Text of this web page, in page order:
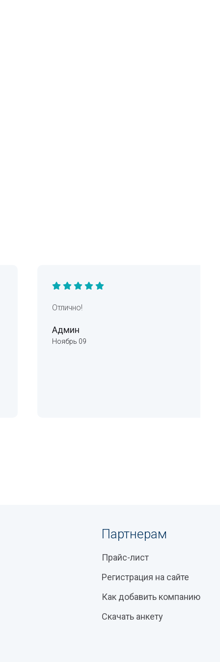
Отлично!
Админ
Ноябрь 09
Партнерам
Прайс-лист
Регистрация на сайте
Как добавить компанию
Скачать анкету